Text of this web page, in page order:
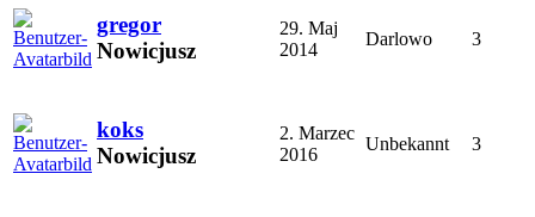
gregor
Nowicjusz
29. Maj
2014
Darlowo 3
koks
Nowicjusz
2. Marzec
2016
Unbekannt 3